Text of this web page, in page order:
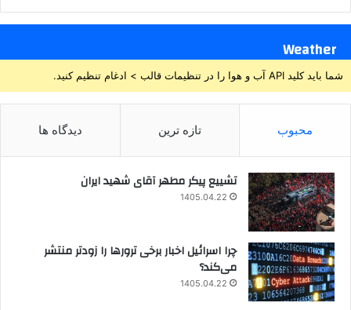
Weather
شما باید کلید API آب و هوا را در تنظیمات قالب > ادغام تنظیم کنید.
محبوب تازه ترین دیدگاه ها
تشییع پیکر مطهر آقای شهید ایران
1405.04.22
چرا اسرائیل اخبار برخی ترورها را زودتر منتشر
می‌کند؟
1405.04.22